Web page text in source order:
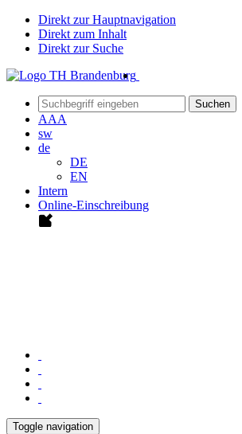
Direkt zur Hauptnavigation
Direkt zum Inhalt
Direkt zur Suche
Suchen
AAA
sw
de
DE
EN
Intern
Online-Einschreibung
Toggle navigation